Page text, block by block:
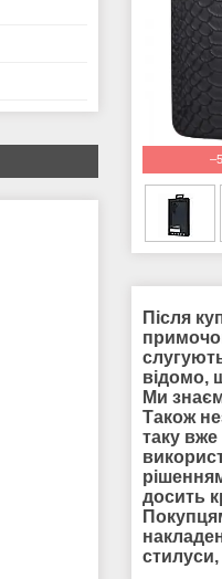
Після
відомо,
Ми
Також
таку
досить